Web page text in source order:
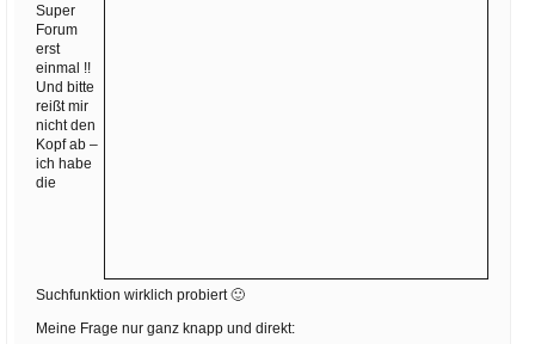
Super
Forum
erst
einmal !!
Und bitte
reißt mir
nicht den
Kopf ab –
ich habe
die
Suchfunktion wirklich probiert 🙂
Meine Frage nur ganz knapp und direkt:
E-Mail bestätigen